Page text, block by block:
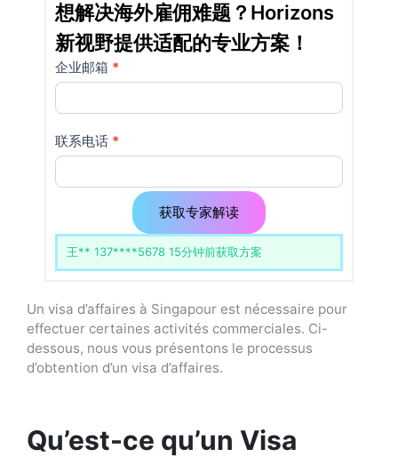
Un visa d’affaires à Singapour est nécessaire pour
effectuer certaines activités commerciales. Ci-
dessous, nous vous présentons le processus
d’obtention d’un visa d’affaires.
Qu’est-ce qu’un Visa
想解决海外雇佣难题？Horizons
新视野提供适配的专业方案！
详
页
使
用
企业邮箱 *
联系电话 *
如果
你是
人
该字
段请
留
获取专家解读
杨** 139****1742 51分钟前获取方案
王** 137****5678 15分钟前获取方案